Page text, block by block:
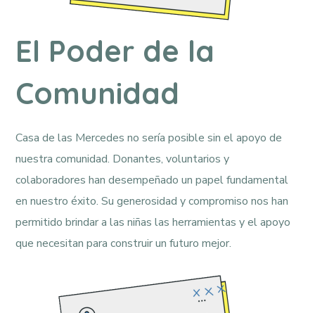
El Poder de la
Comunidad
Casa de las Mercedes no sería posible sin el apoyo de
nuestra comunidad. Donantes, voluntarios y
colaboradores han desempeñado un papel fundamental
en nuestro éxito. Su generosidad y compromiso nos han
permitido brindar a las niñas las herramientas y el apoyo
que necesitan para construir un futuro mejor.